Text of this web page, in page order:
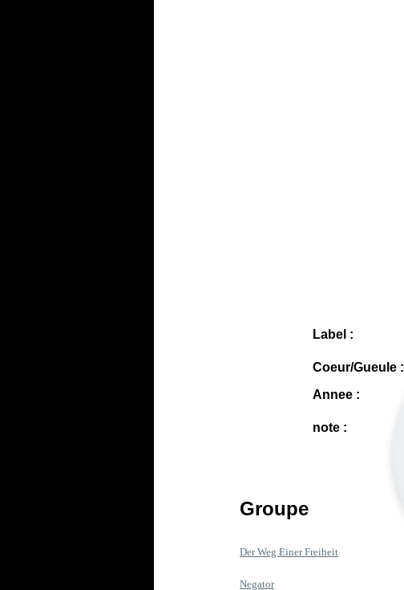
Label :
Coeur/Gueule :
Annee :
note :
Groupe
Der Weg Einer Freiheit
Negator